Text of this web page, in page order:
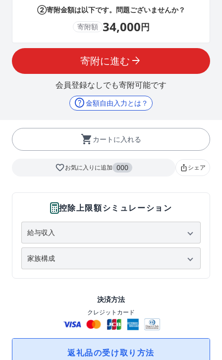
②寄附金額は以下です。問題ございませんか？
寄附額 34,000円
寄附に進む arrow_forward
会員登録なしでも寄附可能です
help金額自由入力とは？
shopping_cart カートに入れる
favorite_borderお気に入りに追加 000 ios_shareシェア
控除上限額シミュレーション
決済方法
クレジットカード
返礼品の受け取り方法